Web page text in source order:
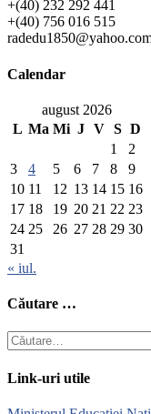
+(40) 232 292 441
+(40) 756 016 515
Calendar
august 2026
L Ma Mi J V S D
1
2
3
4 5 6 7 8
9
10 11 12 13 14 15 16
17 18 19 20 21 22 23
24 25 26 27 28 29 30
31
« iul.
Căutare …
Caută
după:
Link-uri utile